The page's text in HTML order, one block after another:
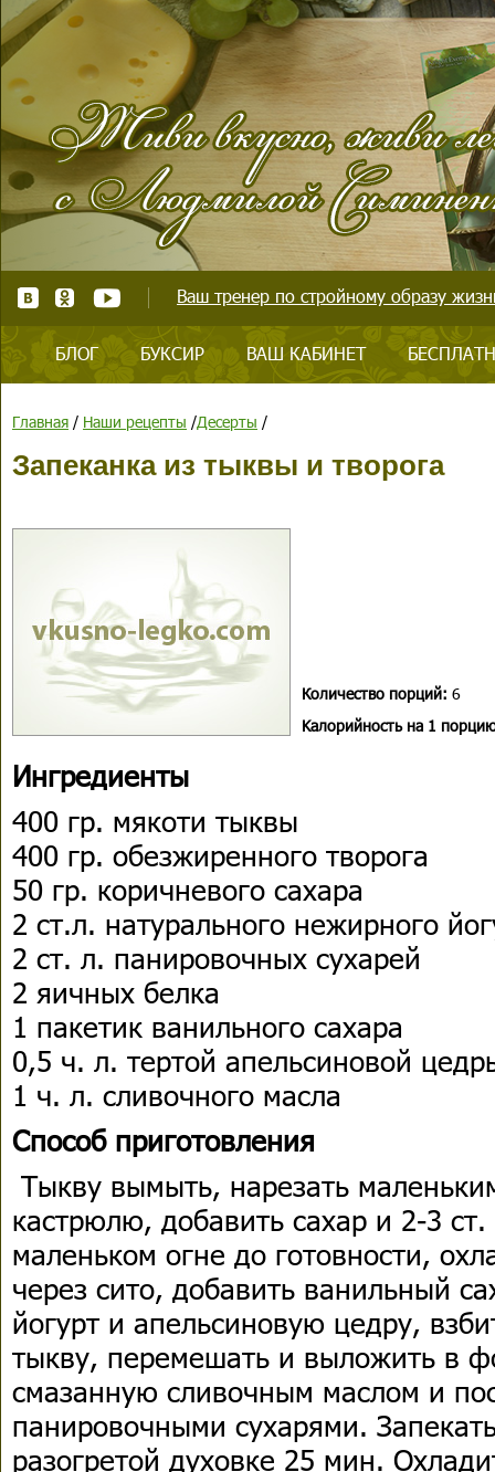
Ваш тренер по стройному образу
БЛОГ БУКСИР ВАШ КАБИНЕТ
Главная / Наши рецепты /Десерты /
Запеканка из тыквы и творога
Количество порций: 6
Kалорийность на 1
Ингредиенты
400 гр. мякоти тыквы
400 гр. обезжиренного творога
50 гр. коричневого сахара
2 ст.л. натурального нежирного
2 ст. л. панировочных сухарей
2 яичных белка
1 пакетик ванильного сахара
0,5 ч. л. тертой апельсиновой
1 ч. л. сливочного масла
Способ приготовления
Тыкву вымыть, нарезать
кастрюлю, добавить сахар и 2-3
маленьком огне до готовности,
через сито, добавить ванильный
йогурт и апельсиновую цедру,
тыкву, перемешать и выложить в
смазанную сливочным маслом и
панировочными сухарями.
разогретой духовке 25 мин.